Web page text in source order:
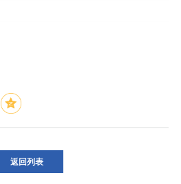
返回列表